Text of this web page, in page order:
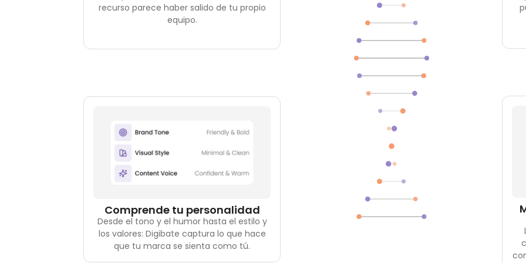
recurso parece haber salido de tu propio
equipo.
Comprende tu personalidad
Desde el tono y el humor hasta el estilo y
los valores: Digibate captura lo que hace
que tu marca se sienta como tú.